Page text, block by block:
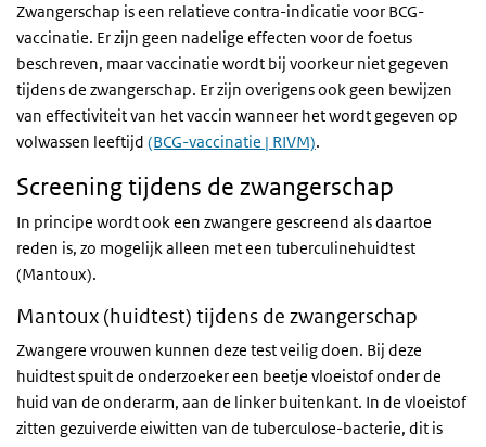
Zwangerschap is een relatieve contra-indicatie voor BCG-
vaccinatie. Er zijn geen nadelige effecten voor de foetus
beschreven, maar vaccinatie wordt bij voorkeur niet gegeven
tijdens de zwangerschap. Er zijn overigens ook geen bewijzen
van effectiviteit van het vaccin wanneer het wordt gegeven op
volwassen leeftijd (BCG-vaccinatie | RIVM).
Screening tijdens de zwangerschap
In principe wordt ook een zwangere gescreend als daartoe
reden is, zo mogelijk alleen met een tuberculinehuidtest
(Mantoux).
Mantoux (huidtest) tijdens de zwangerschap
Zwangere vrouwen kunnen deze test veilig doen. Bij deze
huidtest spuit de onderzoeker een beetje vloeistof onder de
huid van de onderarm, aan de linker buitenkant. In de vloeistof
zitten gezuiverde eiwitten van de tuberculose-bacterie, dit is